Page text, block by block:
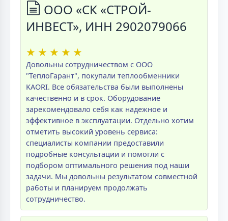
ООО «СК «СТРОЙ-
ИНВЕСТ», ИНН 2902079066
★ ★ ★ ★ ★
Довольны сотрудничеством с ООО
"ТеплоГарант", покупали теплообменники
KAORI. Все обязательства были выполнены
качественно и в срок. Оборудование
зарекомендовало себя как надежное и
эффективное в эксплуатации. Отдельно хотим
отметить высокий уровень сервиса:
специалисты компании предоставили
подробные консультации и помогли с
подбором оптимального решения под наши
задачи. Мы довольны результатом совместной
работы и планируем продолжать
сотрудничество.